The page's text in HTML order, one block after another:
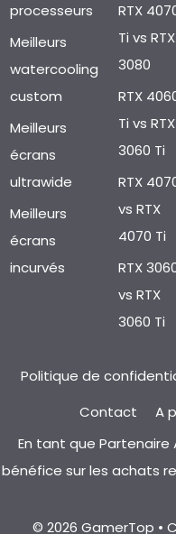
processeurs
Meilleurs
watercooling
custom
Meilleurs
écrans
ultrawide
Meilleurs
écrans
incurvés
RTX
Ti vs RTX
3080
RTX
Ti vs RTX
3060 Ti
RTX
vs RTX
4070 Ti
RTX
vs RTX
3060 Ti
Politique de
Contact
A
En tant que Partenaire
bénéfice sur les achats
© 2026 GamerTop •